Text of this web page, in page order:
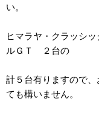
い。
ヒマラヤ・クラッシ
ルＧＴ ２台の
計５台有りますので
ても構いません。